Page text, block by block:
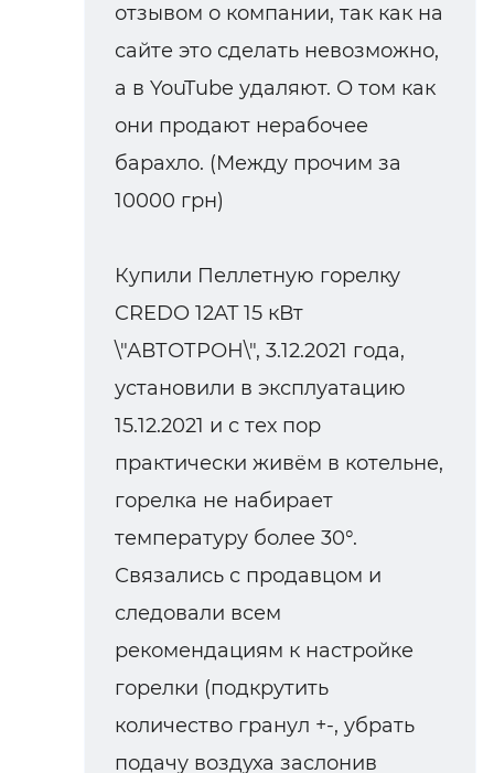
отзывом о компании, так как на
сайте это сделать невозможно,
а в YouTube удаляют. О том как
они продают нерабочее
барахло. (Между прочим за
10000 грн)
Купили Пеллетную горелку
CREDO 12AT 15 кВт
\"АВТОТРОН\", 3.12.2021 года,
установили в эксплуатацию
15.12.2021 и с тех пор
практически живём в котельне,
горелка не набирает
температуру более 30°.
Связались с продавцом и
следовали всем
рекомендациям к настройке
горелки (подкрутить
количество гранул +-, убрать
подачу воздуха заслонив